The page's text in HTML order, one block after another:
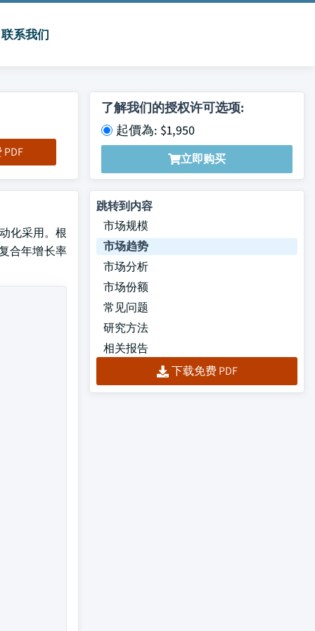
联系我们
了解我们的授权许可选项:
起價為: $1,950
立即购买
化采用。根
合年增长率
跳转到内容
市场规模
市场趋势
市场分析
市场份额
常见问题
研究方法
相关报告
下载免费 PDF